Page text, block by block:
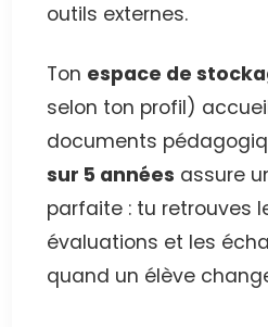
outils externes.
Ton espace de
selon ton profil)
documents
sur 5 années assure
parfaite : tu retrouves
évaluations et les
quand un élève